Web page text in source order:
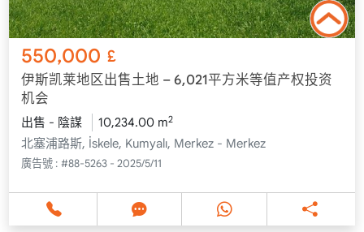
550,000 £
伊斯凯莱地区出售土地 – 6,021平方米等值产权投资
机会
出售 - 陰謀 10,234.00 m2
北塞浦路斯, İskele, Kumyalı, Merkez - Merkez
廣告號 : #88-5263 - 2025/5/11